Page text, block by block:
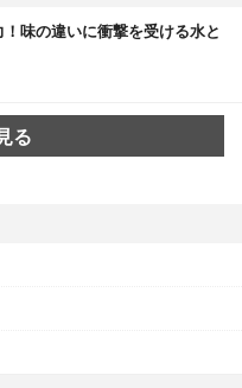
味の違いに衝撃を受ける水と
る